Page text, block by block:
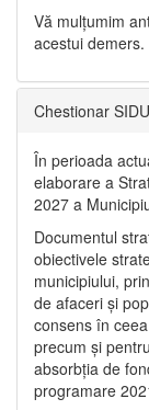
Vă mulţumim
acestui demers.
Chestionar
În perioada
elaborare a
2027 a
Documentul
obiectivele
municipiului,
de afaceri și
consens în
precum și
absorbția de
programare